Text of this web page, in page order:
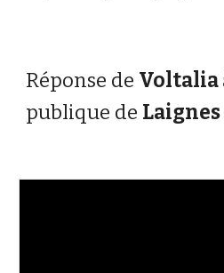
Réponse de Voltalia
publique de Laignes